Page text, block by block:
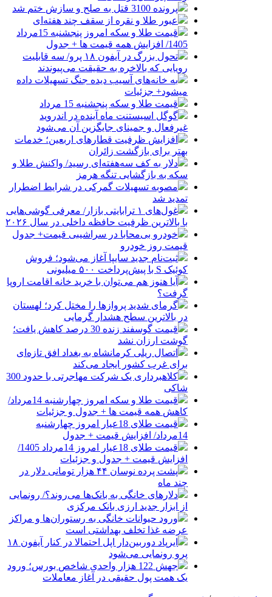
پرونده 3100 قتل به صلح و سازش ختم شد
عبور طلا و نقره از سقف چند هفته‌ای
قیمت طلا و سکه امروز پنجشنبه 15مرداد
1405/ افزایش همه قیمت ها + جدول
تحول بزرگ در آیفون ۱۸ پرو/ سه قابلیت
رویایی که بالاخره به حقیقت می‌پیوندند
به خانه‌های آسیب دیده جنگ تسهیلات داده
میشود+ جزئیات
قیمت طلا و سکه پنجشنبه 15 مرداد
گوگل اسیستنت ماه آینده در اندروید
غیرفعال و جمینای جایگزین آن می‌شود
افزایش ظرفیت قطارهای اربعین؛ خدمات
بهتر برای بازگشت زائران
دلار به کف سه‌هفته‌ای رسید/ واکنش طلا و
سکه به بازگشایی تنگه هرمز
مصوبه تسهیلات گمرکی در شرایط اضطرار
تمدید شد
غول‌های ۱ ترابایتی بازار/ معرفی گوشی‌هایی
با بالاترین ظرفیت حافظه داخلی در سال ۲۰۲۶
خودرو بی‌محابا در سراشیبی قیمت+ جدول
قیمت روز خودرو
ثبت‌نام جدید سایپا آغاز می‌شود؛ فروش
کوئیک S با پیش‌پرداخت ۵۰۰ میلیونی
آیا هنوز هم می‌توان با خرید خانه اقامت اروپا
گرفت؟
گرمای شدید پروازها را مختل کرد؛ لهستان
در بالاترین سطح هشدار گرمایی
قیمت گوسفند زنده 30 درصد کاهش یافت؛
گوشت ارزان نشد
اتصال ریلی کرمانشاه به بغداد افق تازه‌ای
برای غرب کشور ایجاد می‌کند
کلاهبرداری یک شرکت مهاجرتی با حدود 300
شاکی
قیمت طلا و سکه امروز چهارشنبه 14مرداد/
کاهش همه قیمت ها + جدول و جزئیات
قیمت طلای 18عیار امروز چهارشنبه
14مرداد/ افزایش قیمت + جدول
قیمت طلای 18عیار امروز 14مرداد 1405/
افزایش قیمت + جدول و جزئیات
پشت پرده نوسان ۴۴ هزار تومانی دلار در
چند ماه
دلارهای خانگی به بانک‌ها می‌روند؟/ رونمایی
از ابزار جدید ارزی بانک مرکزی
ورود حیوانات خانگی به رستوران‌ها و مراکز
عرضه غذا تخلف بهداشتی است
ایرپاد دوربین‌دار اپل احتمالا در کنار آیفون ۱۸
پرو رونمایی می‌شود
جهش 122 هزار واحدی شاخص بورس؛ ورود
یک همت پول حقیقی در آغاز معاملات